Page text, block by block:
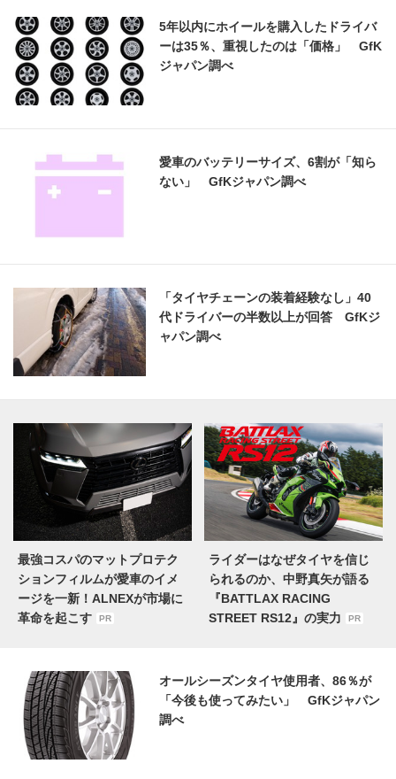
5年以内にホイールを購入したドライバ
ーは35％、重視したのは「価格」 GfK
ジャパン調べ
愛車のバッテリーサイズ、6割が「知ら
ない」 GfKジャパン調べ
「タイヤチェーンの装着経験なし」40
代ドライバーの半数以上が回答 GfKジ
ャパン調べ
最強コスパのマットプロテク
ションフィルムが愛車のイメ
ージを一新！ALNEXが市場に
革命を起こす
PR
ライダーはなぜタイヤを信じ
られるのか、中野真矢が語る
『BATTLAX RACING
STREET RS12』の実力
PR
オールシーズンタイヤ使用者、86％が
「今後も使ってみたい」 GfKジャパン
調べ